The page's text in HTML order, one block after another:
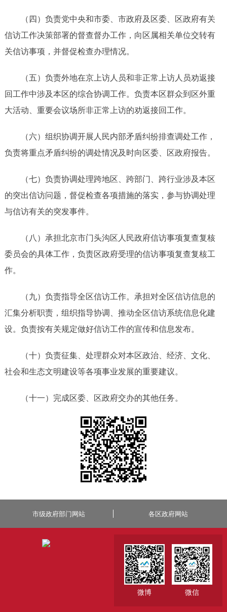
（四）负责党中央和市委、市政府及区委、区政府有关
信访工作决策部署的督查督办工作，向区属相关单位交转有
关信访事项，并督促检查办理情况。
（五）负责外地在京上访人员和非正常上访人员劝返接
回工作中涉及本区的综合协调工作。负责本区群众到区外重
大活动、重要会议场所非正常上访的劝返接回工作。
（六）组织协调开展人民内部矛盾纠纷排查调处工作，
负责将重点矛盾纠纷的调处情况及时向区委、区政府报告。
（七）负责协调处理跨地区、跨部门、跨行业涉及本区
的突出信访问题，督促检查各项措施的落实，参与协调处理
与信访有关的突发事件。
（八）承担北京市门头沟区人民政府信访事项复查复核
委员会的具体工作，负责区政府受理的信访事项复查复核工
作。
（九）负责指导全区信访工作。承担对全区信访信息的
汇集分析职责，组织指导协调、推动全区信访系统信息化建
设。负责按有关规定做好信访工作的宣传和信息发布。
（十）负责征集、处理群众对本区政治、经济、文化、
社会和生态文明建设等各项事业发展的重要建议。
（十一）完成区委、区政府交办的其他任务。
市级政府部门网站 各区政府网站
微博 微信